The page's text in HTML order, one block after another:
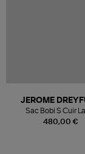
480,00 €
JEROME
Sac Bobi S Cuir
Champagne